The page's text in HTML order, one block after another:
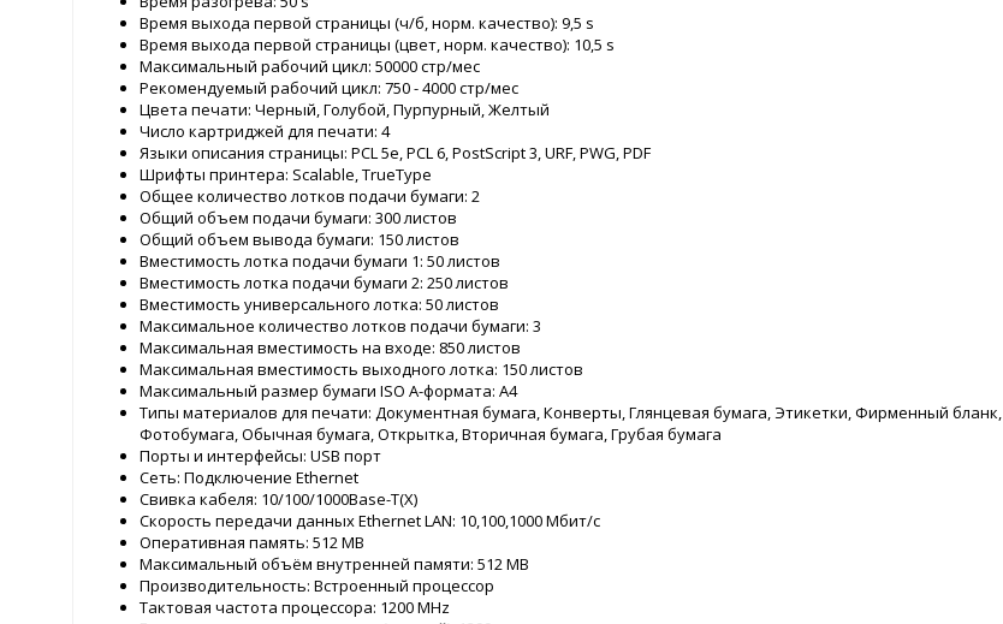
Время выхода первой страницы (ч/б, норм. качество): 9,5 s
Время выхода первой страницы (цвет, норм. качество): 10,5 s
Максимальный рабочий цикл: 50000 стр/мес
Рекомендуемый рабочий цикл: 750 - 4000 стр/мес
Цвета печати: Черный, Голубой, Пурпурный, Желтый
Число картриджей для печати: 4
Языки описания страницы: PCL 5e, PCL 6, PostScript 3, URF, PWG, PDF
Шрифты принтера: Scalable, TrueType
Общее количество лотков подачи бумаги: 2
Общий объем подачи бумаги: 300 листов
Общий объем вывода бумаги: 150 листов
Вместимость лотка подачи бумаги 1: 50 листов
Вместимость лотка подачи бумаги 2: 250 листов
Вместимость универсального лотка: 50 листов
Максимальное количество лотков подачи бумаги: 3
Максимальная вместимость на входе: 850 листов
Максимальная вместимость выходного лотка: 150 листов
Максимальный размер бумаги ISO A-формата: A4
Типы материалов для печати: Документная бумага, Конверты, Глянцевая бумага, Этикетки, Фирменный бланк,
Фотобумага, Обычная бумага, Открытка, Вторичная бумага, Грубая бумага
Порты и интерфейсы: USB порт
Сеть: Подключение Ethernet
Свивка кабеля: 10/100/1000Base-T(X)
Скорость передачи данных Ethernet LAN: 10,100,1000 Мбит/с
Оперативная память: 512 MB
Максимальный объём внутренней памяти: 512 MB
Производительность: Встроенный процессор
Тактовая частота процессора: 1200 MHz